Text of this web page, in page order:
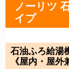
ノーリツ
イプ
石油ふろ給湯
《屋内・屋外